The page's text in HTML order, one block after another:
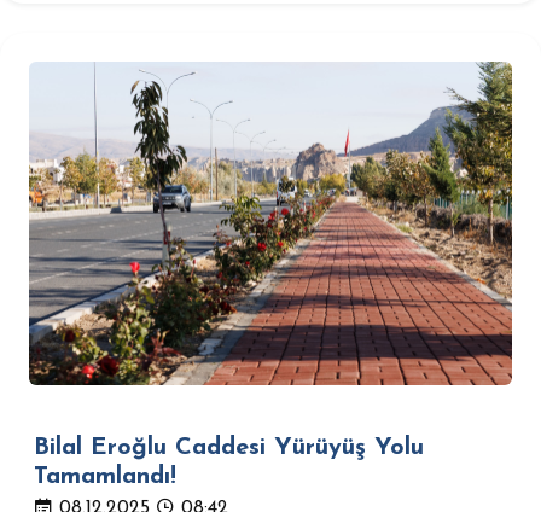
Bilal Eroğlu Caddesi Yürüyüş Yolu
Tamamlandı!